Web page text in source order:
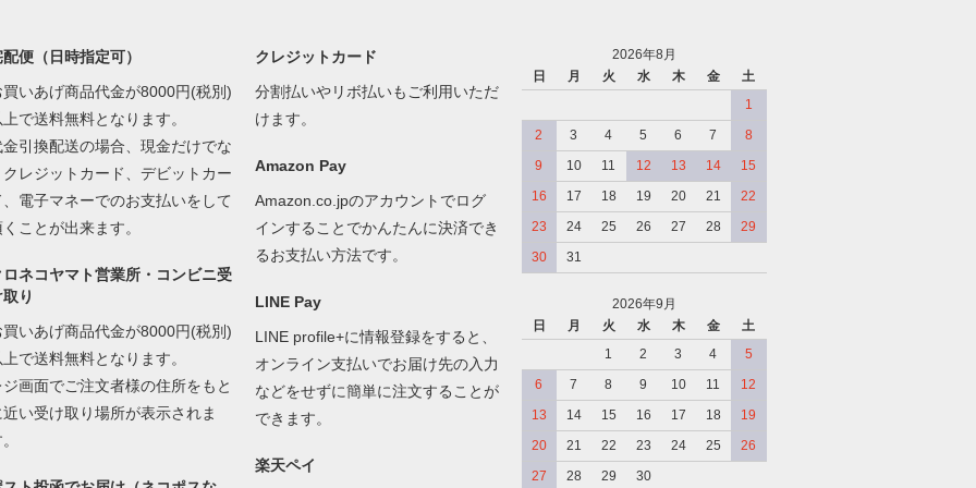
便（日時指定可）
買いあげ商品代金が8000円(税別)
で送料無料となります。
金引換配送の場合、現金だけでな
クレジットカード、デビットカー
、電子マネーでのお支払いをして
ことが出来ます。
ロネコヤマト営業所・コンビニ受
り
買いあげ商品代金が8000円(税別)
で送料無料となります。
ジ画面でご注文者様の住所をもと
近い受け取り場所が表示されま
クレジットカード
分割払いやリボ払いもご利用いただ
けます。
Amazon Pay
Amazon.co.jpのアカウントでログ
インすることでかんたんに決済でき
るお支払い方法です。
LINE Pay
LINE profile+に情報登録をすると、
オンライン支払いでお届け先の入力
などをせずに簡単に注文することが
できます。
楽天ペイ
2026年8月
日
月 火 水 木 金
土
1
2
3 4 5 6 7
8
9
10 11 12 13 14
15
16
17 18 19 20 21
22
23
24 25 26 27 28
29
30
31
2026年9月
日
月 火 水 木 金
土
1
2 3 4
5
6
7 8 9 10 11
12
13
14 15 16 17 18
19
20
21 22 23 24 25
26
27
28 29 30